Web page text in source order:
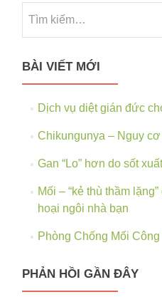
BÀI VIẾT MỚI
Dịch vụ diệt gián đức
Chikungunya – Nguy
Gan “Lo” hơn do sốt
Mối – “kẻ thù thầm
hoại ngôi nhà bạn
Phòng Chống Mối
PHẢN HỒI GẦN ĐÂY